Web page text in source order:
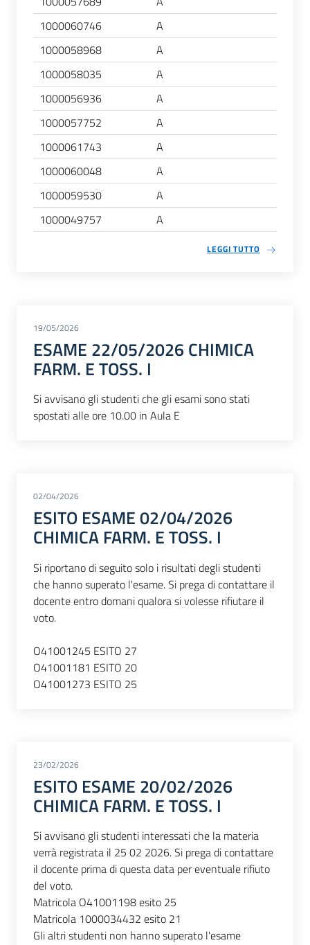
1000060746
A
1000058968
A
1000058035
A
1000056936
A
1000057752
A
1000061743
A
1000060048
A
1000059530
A
1000049757
A
LEGGI TUTTO
19/05/2026
ESAME 22/05/2026 CHIMICA
FARM. E TOSS. I
Si avvisano gli studenti che gli esami sono stati
spostati alle ore 10.00 in Aula E
02/04/2026
ESITO ESAME 02/04/2026
CHIMICA FARM. E TOSS. I
Si riportano di seguito solo i risultati degli studenti
che hanno superato l'esame. Si prega di contattare il
docente entro domani qualora si volesse rifiutare il
voto.
O41001245 ESITO 27
O41001181 ESITO 20
O41001273 ESITO 25
23/02/2026
ESITO ESAME 20/02/2026
CHIMICA FARM. E TOSS. I
Si avvisano gli studenti interessati che la materia
verrà registrata il 25 02 2026. Si prega di contattare
il docente prima di questa data per eventuale rifiuto
del voto.
Matricola O41001198 esito 25
Matricola 1000034432 esito 21
Gli altri studenti non hanno superato l'esame